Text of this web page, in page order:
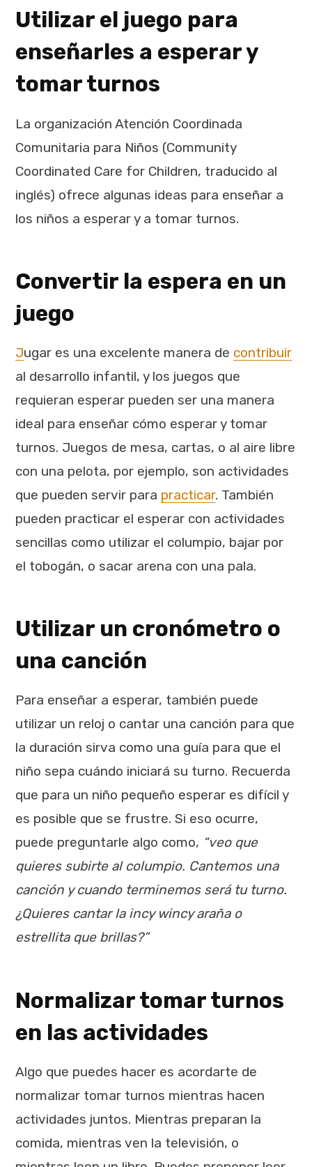
Utilizar el juego para
enseñarles a esperar y
tomar turnos
La organización Atención Coordinada
Comunitaria para Niños (Community
Coordinated Care for Children, traducido al
inglés) ofrece algunas ideas para enseñar a
los niños a esperar y a tomar turnos.
Convertir la espera en un
juego
Jugar es una excelente manera de contribuir
al desarrollo infantil, y los juegos que
requieran esperar pueden ser una manera
ideal para enseñar cómo esperar y tomar
turnos. Juegos de mesa, cartas, o al aire libre
con una pelota, por ejemplo, son actividades
que pueden servir para practicar. También
pueden practicar el esperar con actividades
sencillas como utilizar el columpio, bajar por
el tobogán, o sacar arena con una pala.
Utilizar un cronómetro o
una canción
Para enseñar a esperar, también puede
utilizar un reloj o cantar una canción para que
la duración sirva como una guía para que el
niño sepa cuándo iniciará su turno. Recuerda
que para un niño pequeño esperar es difícil y
es posible que se frustre. Si eso ocurre,
puede preguntarle algo como, “veo que
quieres subirte al columpio. Cantemos una
canción y cuando terminemos será tu turno.
¿Quieres cantar la incy wincy araña o
estrellita que brillas?”
Normalizar tomar turnos
en las actividades
Algo que puedes hacer es acordarte de
normalizar tomar turnos mientras hacen
actividades juntos. Mientras preparan la
comida, mientras ven la televisión, o